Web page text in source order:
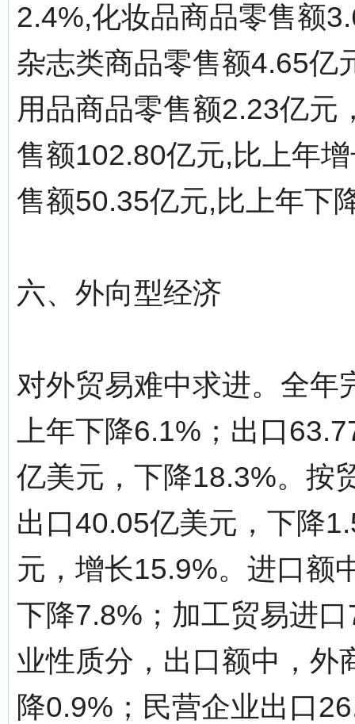
2.4%,化妆品商品零售额
杂志类商品零售额4.65亿
用品商品零售额2.23亿元
售额102.80亿元,比上年
售额50.35亿元,比上年下
六、外向型经济
对外贸易难中求进。全年
上年下降6.1%；出口
亿美元，下降18.3%。按
出口40.05亿美元，下降
元，增长15.9%。进口额
下降7.8%；加工贸易进
业性质分，出口额中，外
降0.9%；民营企业出口